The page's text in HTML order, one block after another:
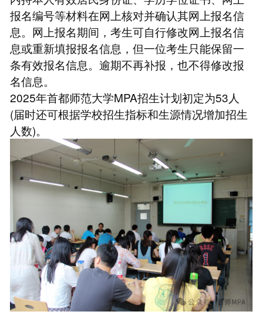
报名编号等材料在网上核对并确认其网上报名信
息。网上报名期间，考生可自行修改网上报名信
息或重新填报报名信息，但一位考生只能保留一
条有效报名信息。逾期不再补报，也不得修改报
名信息。
2025年首都师范大学MPA招生计划初定为53人
(届时还可根据学校招生指标和生源情况增加招生
人数)。